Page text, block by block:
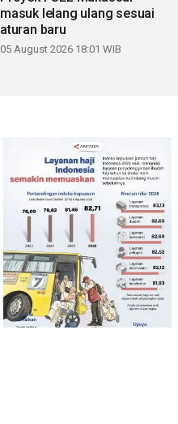
masuk lelang ulang sesuai
aturan baru
05 August 2026 18:01 WIB